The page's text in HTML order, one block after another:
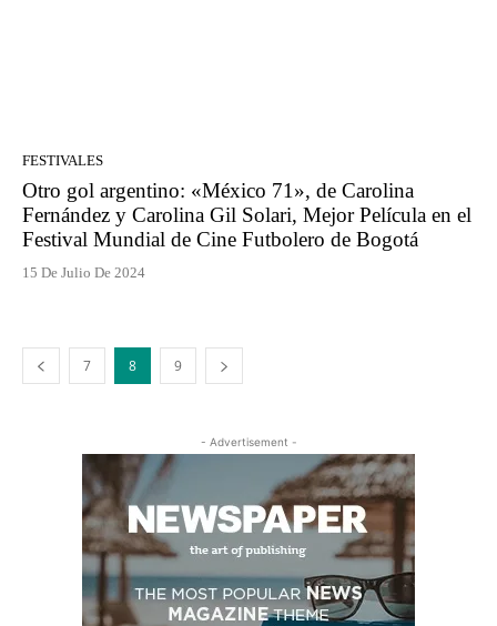
FESTIVALES
Otro gol argentino: «México 71», de Carolina
Fernández y Carolina Gil Solari, Mejor Película en el
Festival Mundial de Cine Futbolero de Bogotá
15 De Julio De 2024
7 8 9
- Advertisement -